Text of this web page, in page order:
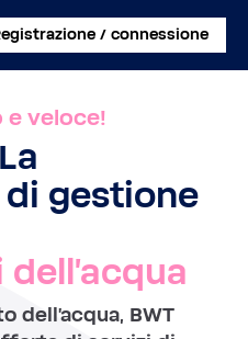
/ connessione
e veloce!
gestione
dell'acqua
dell'acqua, BWT